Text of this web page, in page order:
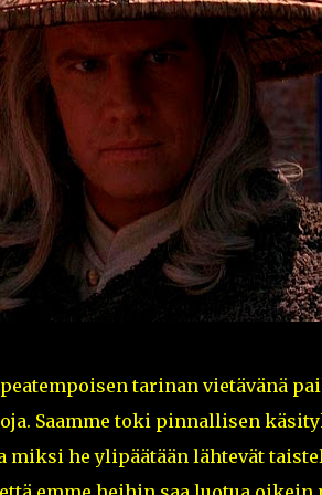
tarinan vietävänä
Saamme toki pinnallisen
miksi he ylipäätään lähtevät